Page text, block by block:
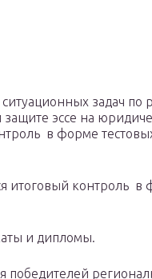
задач по
эссе на
в форме
итоговый контроль
и дипломы.
победителей